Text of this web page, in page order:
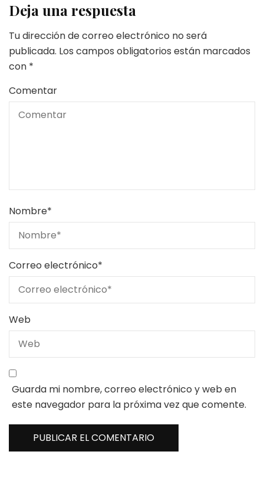
Deja una respuesta
Tu dirección de correo electrónico no será
publicada. Los campos obligatorios están marcados
con *
Comentar
Nombre*
Correo electrónico*
Web
Guarda mi nombre, correo electrónico y web en
este navegador para la próxima vez que comente.